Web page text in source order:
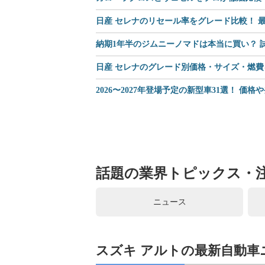
日産 セレナのリセール率をグレード比較！
納期1年半のジムニーノマドは本当に買い？
日産 セレナのグレード別価格・サイズ・燃
2026〜2027年登場予定の新型車31選！ 価格
話題の業界トピックス・
ニュース
スズキ アルトの最新自動車